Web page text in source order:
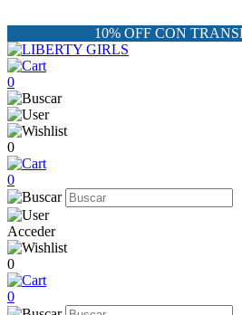
10% OFF CON
0
0
0
Acceder
0
0